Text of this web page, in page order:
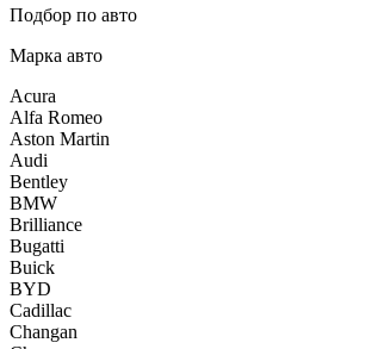
Подбор по авто
Марка авто
Acura
Alfa Romeo
Aston Martin
Audi
Bentley
BMW
Brilliance
Bugatti
Buick
BYD
Cadillac
Changan